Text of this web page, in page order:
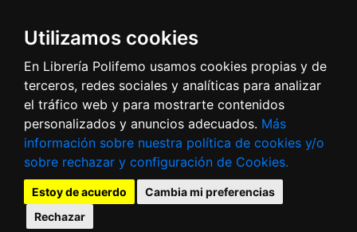
Utilizamos cookies
En Librería Polifemo usamos cookies propias y de
terceros, redes sociales y analíticas para analizar
el tráfico web y para mostrarte contenidos
personalizados y anuncios adecuados. Más
información sobre nuestra política de cookies y/o
sobre rechazar y configuración de Cookies.
Estoy de acuerdo
Cambia mi preferencias
Rechazar